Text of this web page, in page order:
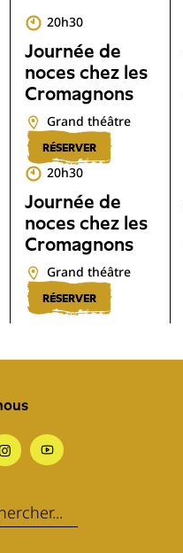
20h30
Journée de
noces chez les
Cromagnons
Grand théâtre
RÉSERVER
20h30
Journée de
noces chez les
Cromagnons
Grand théâtre
RÉSERVER